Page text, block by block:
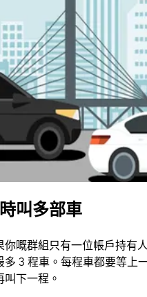
叫多部車
你嘅群組只有一位帳戶持有
多 3 程車。每程車都要等上
叫下一程。